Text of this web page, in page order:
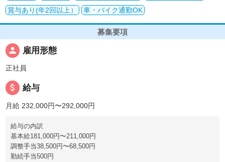
賞与あり(年2回以上）
車・バイク通勤OK
募集要項
person 雇用形態
正社員
attach_money 給与
月給 232,000円〜292,000円
給与の内訳
基本給181,000円〜211,000円
調整手当38,500円〜68,500円
勤続手当500円